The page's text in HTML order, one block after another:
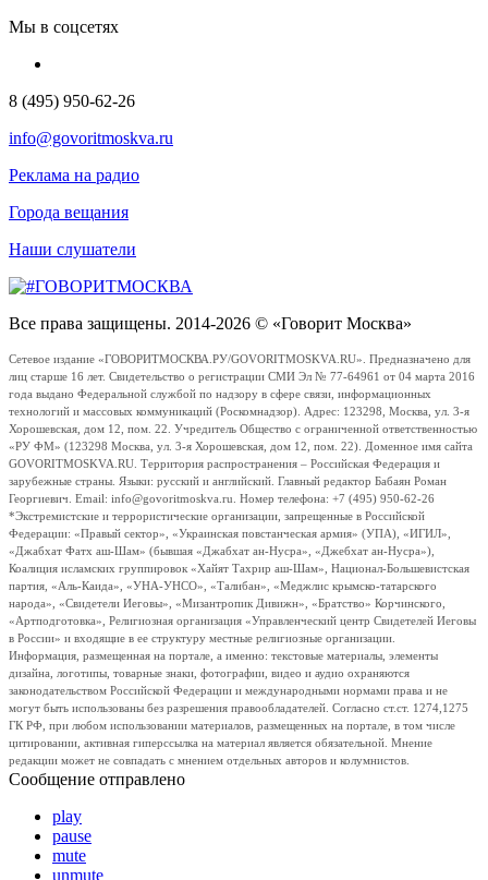
Мы в соцсетях
8 (495) 950-62-26
info@govoritmoskva.ru
Реклама на радио
Города вещания
Наши слушатели
Все права защищены. 2014-2026 © «Говорит Москва»
Сетевое издание «ГОВОРИТМОСКВА.РУ/GOVORITMOSKVA.RU». Предназначено для
лиц старше 16 лет. Свидетельство о регистрации СМИ Эл № 77-64961 от 04 марта 2016
года выдано Федеральной службой по надзору в сфере связи, информационных
технологий и массовых коммуникаций (Роскомнадзор). Адрес: 123298, Москва, ул. 3-я
Хорошевская, дом 12, пом. 22. Учредитель Общество с ограниченной ответственностью
«РУ ФМ» (123298 Москва, ул. 3-я Хорошевская, дом 12, пом. 22). Доменное имя сайта
GOVORITMOSKVA.RU. Территория распространения – Российская Федерация и
зарубежные страны. Языки: русский и английский. Главный редактор Бабаян Роман
Георгиевич. Email: info@govoritmoskva.ru. Номер телефона: +7 (495) 950-62-26
*Экстремистские и террористические организации, запрещенные в Российской
Федерации: «Правый сектор», «Украинская повстанческая армия» (УПА), «ИГИЛ»,
«Джабхат Фатх аш-Шам» (бывшая «Джабхат ан-Нусра», «Джебхат ан-Нусра»),
Коалиция исламских группировок «Хайят Тахрир аш-Шам», Национал-Большевистская
партия, «Аль-Каида», «УНА-УНСО», «Талибан», «Меджлис крымско-татарского
народа», «Свидетели Иеговы», «Мизантропик Дивижн», «Братство» Корчинского,
«Артподготовка», Религиозная организация «Управленческий центр Свидетелей Иеговы
в России» и входящие в ее структуру местные религиозные организации.
Информация, размещенная на портале, а именно: текстовые материалы, элементы
дизайна, логотипы, товарные знаки, фотографии, видео и аудио охраняются
законодательством Российской Федерации и международными нормами права и не
могут быть использованы без разрешения правообладателей. Согласно ст.ст. 1274,1275
ГК РФ, при любом использовании материалов, размещенных на портале, в том числе
цитировании, активная гиперссылка на материал является обязательной. Мнение
редакции может не совпадать с мнением отдельных авторов и колумнистов.
Сообщение отправлено
play
pause
mute
unmute